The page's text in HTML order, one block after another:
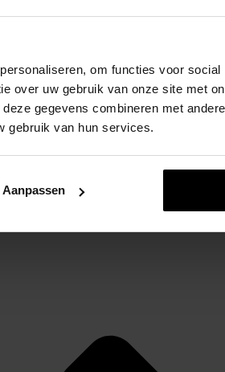
om functies voor
over uw gebruik van onze site met
gegevens combineren met
gebruik van hun services.
Aanpassen
Levertijd: 2-7 werkdagen
Beschrijving